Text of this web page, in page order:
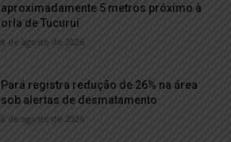
aproximadamente 5 metros próximo à
orla de Tucuruí
8 de agosto de 2026
Pará registra redução de 26% na área
sob alertas de desmatamento
8 de agosto de 2026